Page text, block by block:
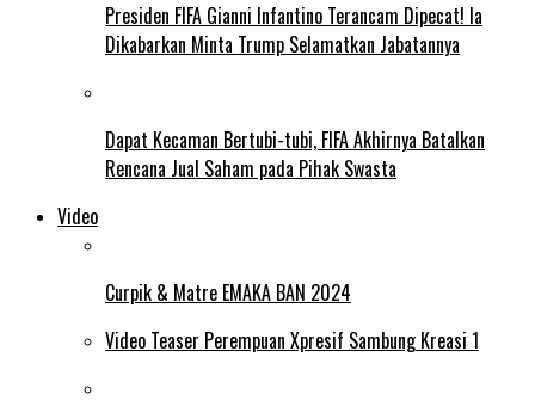
Presiden FIFA Gianni Infantino Terancam Dipecat! Ia
Dikabarkan Minta Trump Selamatkan Jabatannya
Dapat Kecaman Bertubi-tubi, FIFA Akhirnya Batalkan
Rencana Jual Saham pada Pihak Swasta
Video
Curpik & Matre EMAKA BAN 2024
Video Teaser Perempuan Xpresif Sambung Kreasi 1